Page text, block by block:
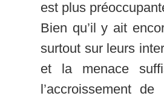
est plus
Bien qu’il y ait
surtout sur leurs
et la menace
l’accroissement